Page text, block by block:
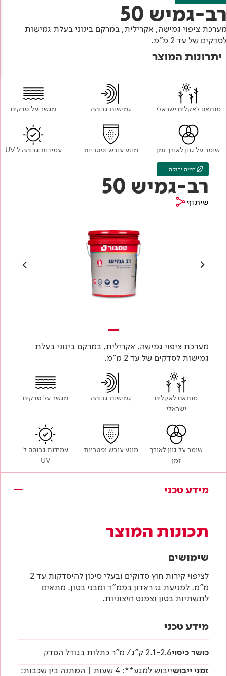
עץ
מתכת
רובה
לכל מוצרי צבע וציפויים
Academy
תוכן מקצועי
אודותינו
מדיניות סביבתית
מדיניות מערכת משולבת ו - ISO
רב-גמיש 50
מערכת ציפוי גמישה, אקרילית, במרקם בינוני בעלת גמישות
לסדקים של עד 2 מ"מ.
יתרונות המוצר
מותאם לאקלים ישראלי גמישות גבוהה מגשר על סדקים
שומר על גוון לאורך זמן מונע עובש ופטריות עמידות גבוהה ל UV
בנייה ירוקה
רב-גמיש 50
שיתוף
מערכת ציפוי גמישה, אקרילית, במרקם בינוני בעלת
גמישות לסדקים של עד 2 מ"מ.
מותאם לאקלים
ישראלי
גמישות גבוהה מגשר על סדקים
שומר על גוון לאורך
זמן
מונע עובש ופטריות
עמידות גבוהה ל
UV
מידע טכני
תכונות המוצר
שימושים
לציפוי קירות חוץ סדוקים ובעלי סיכון להיסדקות עד 2
מ"מ. למניעת גז ראדון בממ"ד ומבני בטון. מתאים
לתשתיות בטון וצמנט חיצוניות.
מידע טכני
כושר כיסוי2.1-2.6 ק"ג/ מ"ר כתלות בגודל הסדק
זמני ייבוש
ייבוש למגע**: 4 שעות | המתנה בין שכבות: